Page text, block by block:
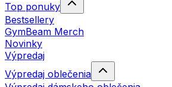
Top ponuky
Bestsellery
GymBeam Merch
Novinky
Výpredaj
Výpredaj oblečenia